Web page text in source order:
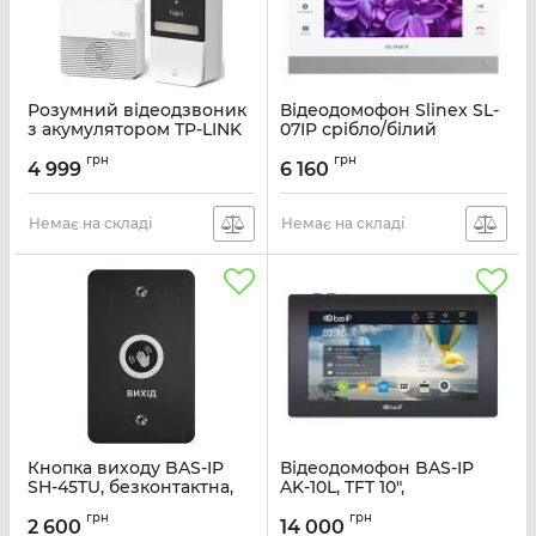
Розумний відеодзвоник
з акумулятором TP-LINK
Артикул: TAPO-D230S1
4 999 грн
Немає на складі
Відеодомофон Slinex SL-
07IP срібло/білий
6 160 грн
Немає на складі
Кнопка виходу BAS-IP
SH-45TU, безконтактна,
Артикул: SH-45TU_B
2 600 грн
Відеодомофон BAS-IP
AK-10L, TFT 10",
Артикул: AK-10L_B
14 000 грн